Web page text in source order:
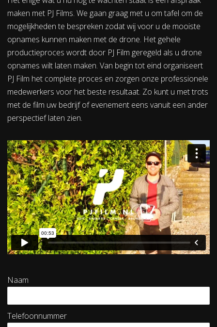
maken met PJ Films. We gaan graag met u om tafel om de
mogelijkheden te bespreken zodat wij voor u de mooiste
opnames kunnen maken met de drone. Het gehele
productieproces wordt door PJ Film geregeld als u drone
opnames wilt laten maken. Van begin tot eind organiseert
PJ Film het complete proces en zorgen onze professionele
medewerkers voor het beste resultaat. Zo kunt u met trots
met de film uw bedrijf of evenement eens vanuit een ander
perspectief laten zien.
Naam
Telefoonnummer